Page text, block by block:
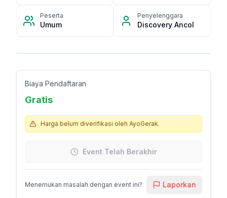
Peserta
Umum
Penyelenggara
Discovery Ancol
Biaya Pendaftaran
Gratis
Harga belum diverifikasi oleh AyoGerak.
Event Telah Berakhir
Menemukan masalah dengan event ini? Laporkan